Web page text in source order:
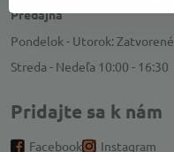
Predajňa
Pondelok - Utorok: Zatvorené
Streda - Nedeľa 10:00 - 16:30
Pridajte sa k nám
Facebook Instagram